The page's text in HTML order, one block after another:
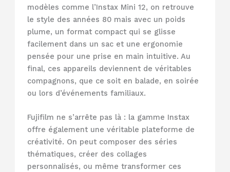
modèles comme l’Instax Mini 12, on retrouve
le style des années 80 mais avec un poids
plume, un format compact qui se glisse
facilement dans un sac et une ergonomie
pensée pour une prise en main intuitive. Au
final, ces appareils deviennent de véritables
compagnons, que ce soit en balade, en soirée
ou lors d’événements familiaux.
Fujifilm ne s’arrête pas là : la gamme Instax
offre également une véritable plateforme de
créativité. On peut composer des séries
thématiques, créer des collages
personnalisés, ou même transformer ces